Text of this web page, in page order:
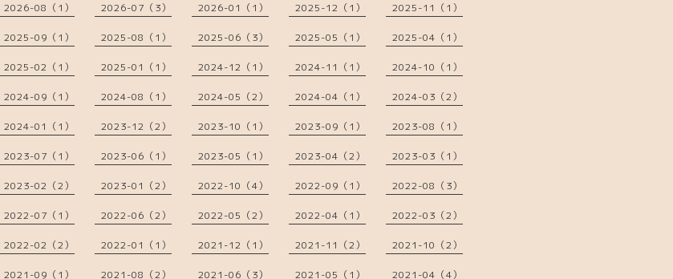
2026-08（1） 2026-07（3） 2026-01（1） 2025-12（1） 2025-11（1）
2025-09（1） 2025-08（1） 2025-06（3） 2025-05（1） 2025-04（1）
2025-02（1） 2025-01（1） 2024-12（1） 2024-11（1） 2024-10（1）
2024-09（1） 2024-08（1） 2024-05（2） 2024-04（1） 2024-03（2）
2024-01（1） 2023-12（2） 2023-10（1） 2023-09（1） 2023-08（1）
2023-07（1） 2023-06（1） 2023-05（1） 2023-04（2） 2023-03（1）
2023-02（2） 2023-01（2） 2022-10（4） 2022-09（1） 2022-08（3）
2022-07（1） 2022-06（2） 2022-05（2） 2022-04（1） 2022-03（2）
2022-02（2） 2022-01（1） 2021-12（1） 2021-11（2） 2021-10（2）
2021-09（1） 2021-08（2） 2021-06（3） 2021-05（1） 2021-04（4）